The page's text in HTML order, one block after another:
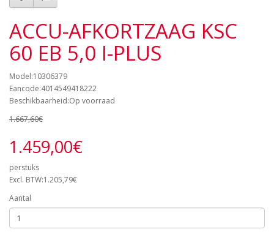
ACCU-AFKORTZAAG KSC
60 EB 5,0 I-PLUS
Model:10306379
Eancode:4014549418222
Beschikbaarheid:Op voorraad
1.667,60€
1.459,00€
perstuks
Excl. BTW:1.205,79€
Aantal